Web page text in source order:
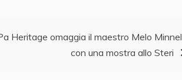
Heritage omaggia il maestro Melo
con una mostra allo Steri